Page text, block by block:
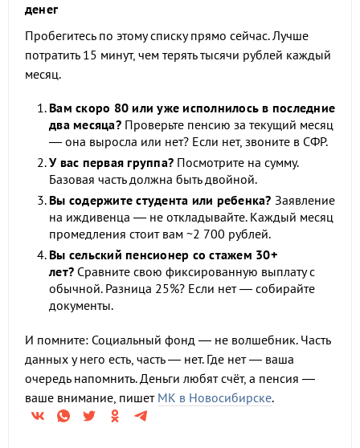
денег
Пробегитесь по этому списку прямо сейчас. Лучше
потратить 15 минут, чем терять тысячи рублей каждый
месяц.
Вам скоро 80 или уже исполнилось в последние
два месяца?Проверьте пенсию за текущий месяц
— она выросла или нет? Если нет, звоните в СФР.
У вас первая группа? Посмотрите на сумму.
Базовая часть должна быть двойной.
Вы содержите студента или ребенка? Заявление
на иждивенца — не откладывайте. Каждый месяц
промедления стоит вам ~2 700 рублей.
Вы сельский пенсионер со стажем 30+
лет? Сравните свою фиксированную выплату с
обычной. Разница 25%? Если нет — собирайте
документы.
И помните: Социальный фонд — не волшебник. Часть
данных у него есть, часть — нет. Где нет — ваша
очередь напомнить. Деньги любят счёт, а пенсия —
ваше внимание, пишет МК в Новосибирске.